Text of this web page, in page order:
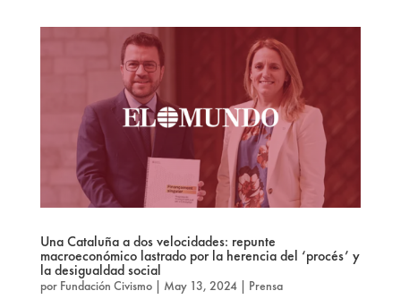
Una Cataluña a dos velocidades: repunte
macroeconómico lastrado por la herencia del ‘procés’ y
la desigualdad social
por Fundación Civismo| May 13, 2024| Prensa